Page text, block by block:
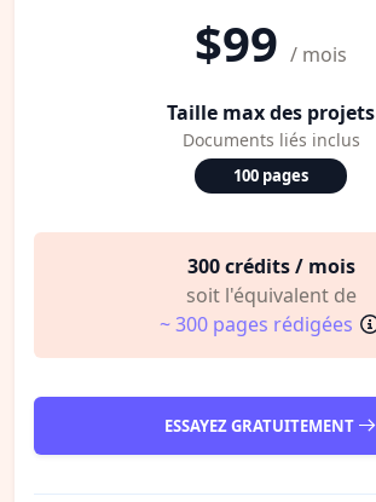
$99 / mois
Taille max des projets
Documents liés inclus
100 pages
300 crédits / mois
soit l'équivalent de
~ 300 pages rédigées
ESSAYEZ GRATUITEMENT